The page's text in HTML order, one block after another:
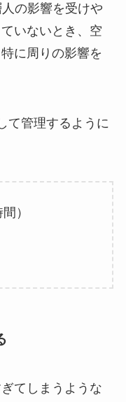
の影響を受けや
いないとき、空
に周りの影響を
て管理するように
）
てしまうような